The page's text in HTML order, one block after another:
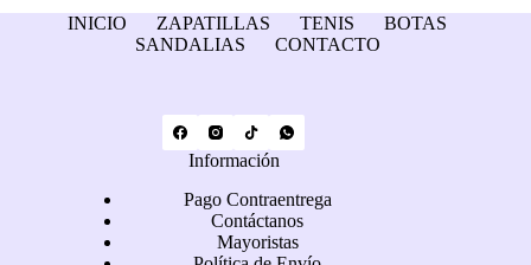
INICIO ZAPATILLAS TENIS
BOTAS
SANDALIAS
CONTACTO
Información
Pago Contraentrega
Contáctanos
Mayoristas